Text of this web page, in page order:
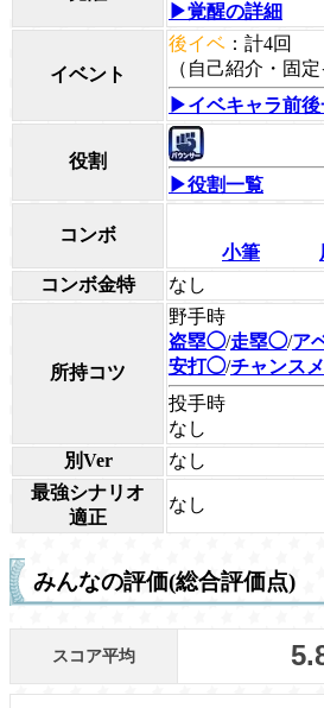
▶覚醒の詳細
イベント
後イベ ：計4回
（自己紹介・固
▶イベキャラ前後
役割
▶役割一覧
コンボ
小筆
コンボ金特
なし
所持コツ
野手時
盗塁◯/走塁◯/ア
安打◯/チャンス
投手時
なし
別Ver
なし
最強シナリオ
適正
なし
みんなの評価(総合評価点)